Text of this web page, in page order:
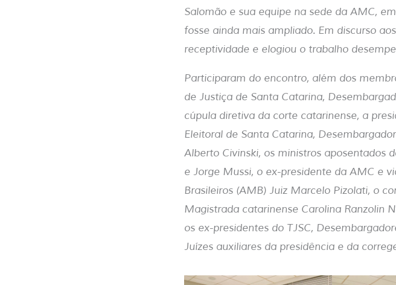
Salomão e sua equipe na sede da AMC,
fosse ainda mais ampliado. Em discurso
receptividade e elogiou o trabalho
Participaram do encontro, além dos
de Justiça de Santa Catarina,
cúpula diretiva da corte catarinense, a
Eleitoral de Santa Catarina,
Alberto Civinski, os ministros aposentados
e Jorge Mussi, o ex-presidente da AMC e
Brasileiros (AMB) Juiz Marcelo Pizolati, o
Magistrada catarinense Carolina Ranzolin
os ex-presidentes do TJSC,
Juízes auxiliares da presidência e da